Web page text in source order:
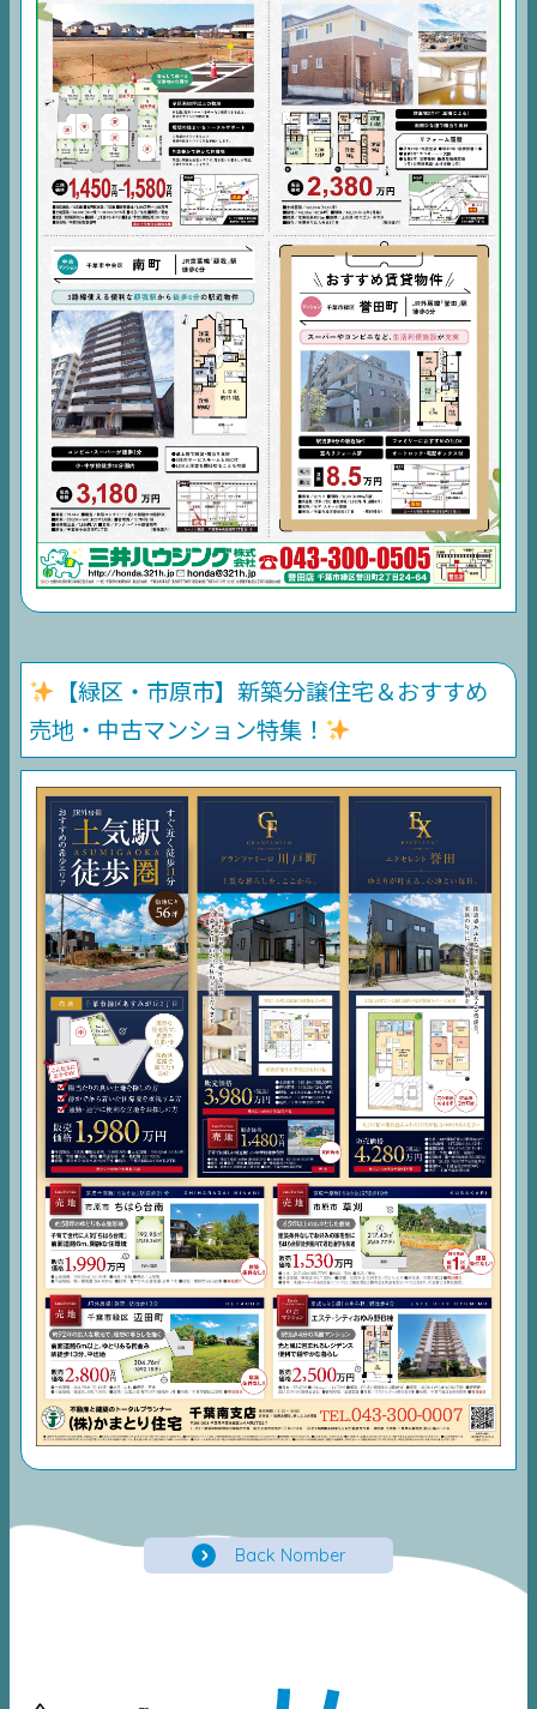
NEWS
EVENT
住宅情報誌ミッケル
市原エリア
千葉エリア
内房 エリア
デジタルサイネージ
不動産一括査定
コラム
【緑区・市原市】新築分譲住宅＆おすすめ
売地・中古マンション特集！
Back Nomber